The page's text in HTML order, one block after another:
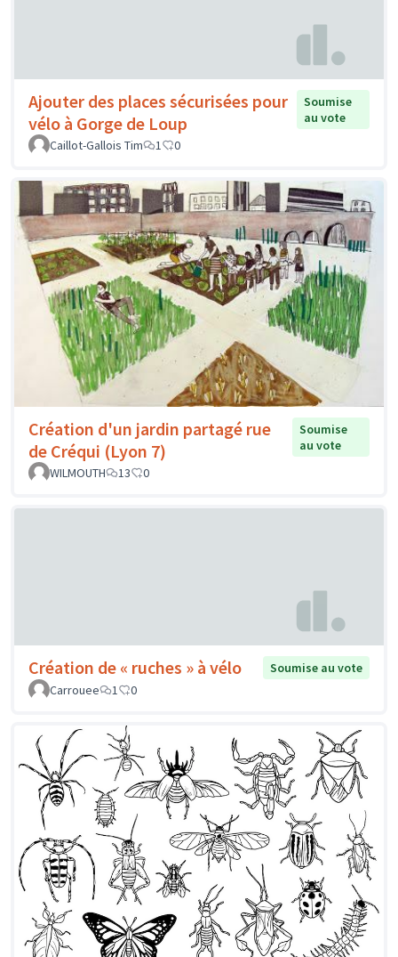
Ajouter des places sécurisées pour
vélo à Gorge de Loup
Soumise
au vote
Caillot-Gallois Tim
1 0
Création d'un jardin partagé rue
de Créqui (Lyon 7)
Soumise
au vote
WILMOUTH
13 0
Création de « ruches » à vélo
Soumise au vote
Carrouee
1 0